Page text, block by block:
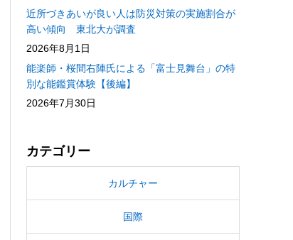
近所づきあいが良い人は防災対策の実施割合が
高い傾向 東北大が調査
2026年8月1日
能楽師・桜間右陣氏による「富士見舞台」の特
別な能鑑賞体験【後編】
2026年7月30日
カテゴリー
カルチャー
国際